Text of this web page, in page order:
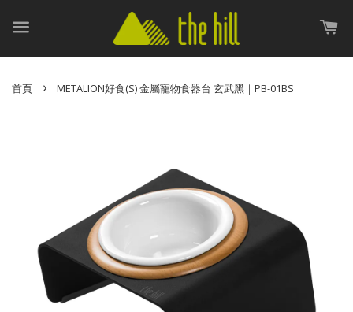
首頁 › METALION好食(S) 金屬寵物食器台 玄武黑｜PB-01BS